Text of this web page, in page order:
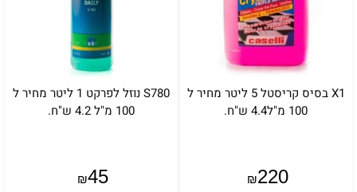
X1 בסיס קריסטל 5 ליטר מחיר ל
100 מ"ל4.4 ש"ח.
₪220
S780 נוזל לפרקט 1 ליטר מחיר ל
100 מ"ל 4.2 ש"ח.
₪45